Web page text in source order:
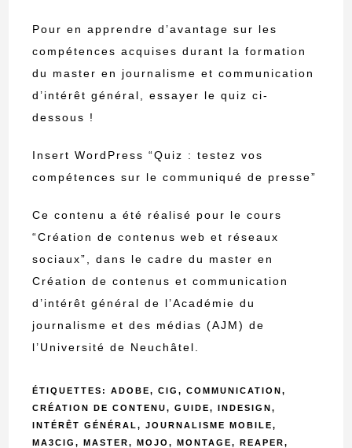
Pour en apprendre d’avantage sur les
compétences acquises durant la formation
du master en journalisme et communication
d’intérêt général, essayer le quiz ci-
dessous !
Insert WordPress “Quiz : testez vos
compétences sur le communiqué de presse”
Ce contenu a été réalisé pour le cours
“Création de contenus web et réseaux
sociaux”, dans le cadre du master en
Création de contenus et communication
d’intérêt général de l’Académie du
journalisme et des médias (AJM) de
l’Université de Neuchâtel.
ÉTIQUETTES :ADOBE, CIG, COMMUNICATION,
CRÉATION DE CONTENU, GUIDE, INDESIGN,
INTÉRÊT GÉNÉRAL, JOURNALISME MOBILE,
MA3CIG, MASTER, MOJO, MONTAGE, REAPER,